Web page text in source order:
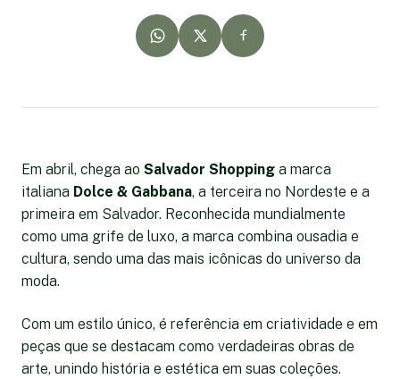
Em abril, chega ao Salvador Shopping a marca
italiana Dolce & Gabbana, a terceira no Nordeste e a
primeira em Salvador. Reconhecida mundialmente
como uma grife de luxo, a marca combina ousadia e
cultura, sendo uma das mais icônicas do universo da
moda.
Com um estilo único, é referência em criatividade e em
peças que se destacam como verdadeiras obras de
arte, unindo história e estética em suas coleções.